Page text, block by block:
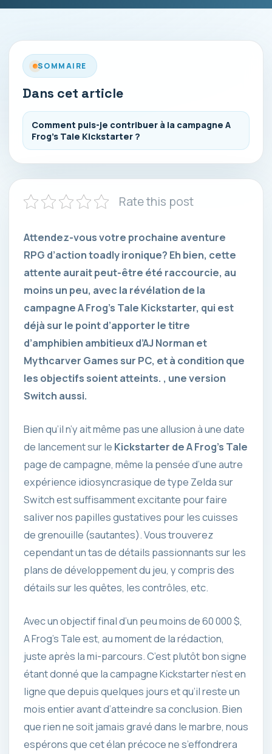
SOMMAIRE
Dans cet article
Comment puis-je contribuer à la campagne A
Frog’s Tale Kickstarter ?
Rate this post
Attendez-vous votre prochaine aventure
RPG d’action toadly ironique? Eh bien, cette
attente aurait peut-être été raccourcie, au
moins un peu, avec la révélation de la
campagne A Frog’s Tale Kickstarter, qui est
déjà sur le point d’apporter le titre
d’amphibien ambitieux d’AJ Norman et
Mythcarver Games sur PC, et à condition que
les objectifs soient atteints. , une version
Switch aussi.
Bien qu’il n’y ait même pas une allusion à une date
de lancement sur le Kickstarter de A Frog’s Tale
page de campagne, même la pensée d’une autre
expérience idiosyncrasique de type Zelda sur
Switch est suffisamment excitante pour faire
saliver nos papilles gustatives pour les cuisses
de grenouille (sautantes). Vous trouverez
cependant un tas de détails passionnants sur les
plans de développement du jeu, y compris des
détails sur les quêtes, les contrôles, etc.
Avec un objectif final d’un peu moins de 60 000 $,
A Frog’s Tale est, au moment de la rédaction,
juste après la mi-parcours. C’est plutôt bon signe
étant donné que la campagne Kickstarter n’est en
ligne que depuis quelques jours et qu’il reste un
mois entier avant d’atteindre sa conclusion. Bien
que rien ne soit jamais gravé dans le marbre, nous
espérons que cet élan précoce ne s’effondrera